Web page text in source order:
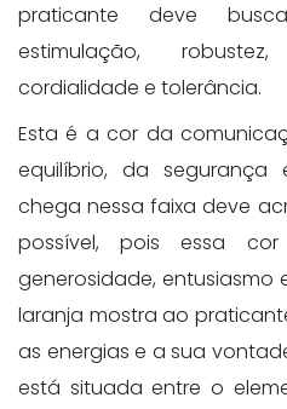
praticante deve
estimulação,
cordialidade e tolerância.
Esta é a cor da
equilíbrio, da
chega nessa faixa deve
possível, pois essa
generosidade, entusiasmo
laranja mostra ao
as energias e a sua
está situada entre o